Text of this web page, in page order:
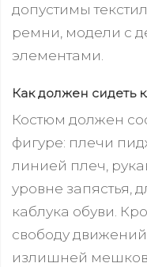
допустимы
ремни, модели с
элементами.
Как должен сидеть
Костюм должен
фигуре: плечи
линией плеч,
уровне запястья,
каблука обуви.
свободу
излишней